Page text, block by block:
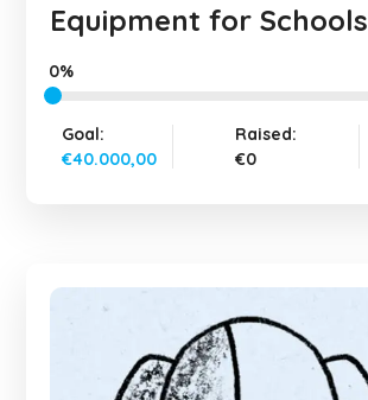
Equipment for Schools
0%
Goal:
€40.000,00
Raised:
€0